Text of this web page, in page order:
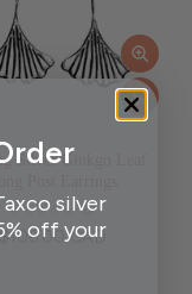
Silver Ginkgo Leaf
(0)
CAD
silver
off your